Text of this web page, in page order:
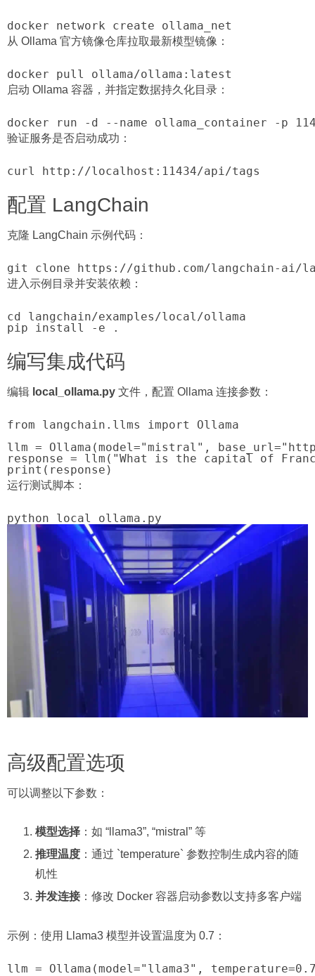
docker network create ollama_net
从 Ollama 官方镜像仓库拉取最新模型镜像：
docker pull ollama/ollama:latest
启动 Ollama 容器，并指定数据持久化目录：
docker run -d --name ollama_container -p
验证服务是否启动成功：
curl http://localhost:11434/api/tags
配置 LangChain
克隆 LangChain 示例代码：
git clone https://github.com/langchain-ai/
进入示例目录并安装依赖：
cd langchain/examples/local/ollama
pip install -e .
编写集成代码
编辑 local_ollama.py 文件，配置 Ollama 连接参数：
from langchain.llms import Ollama
llm = Ollama(model="mistral",
response = llm("What is the capital of
print(response)
运行测试脚本：
python local_ollama.py
高级配置选项
可以调整以下参数：
模型选择 ：如 “llama3”, “mistral” 等
推理温度 ：通过 `temperature` 参数控制生成内容的随
机性
并发连接：修改 Docker 容器启动参数以支持多客户端
示例：使用 Llama3 模型并设置温度为 0.7：
llm = Ollama(model="llama3",